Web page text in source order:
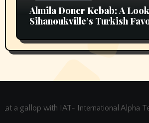
Almila Doner Kebab: A
Sihanoukville’s Turkish
at a gallop with IAT- International Alpha